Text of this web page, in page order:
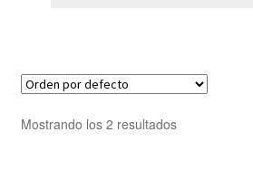
Mostrando los 2 resultados